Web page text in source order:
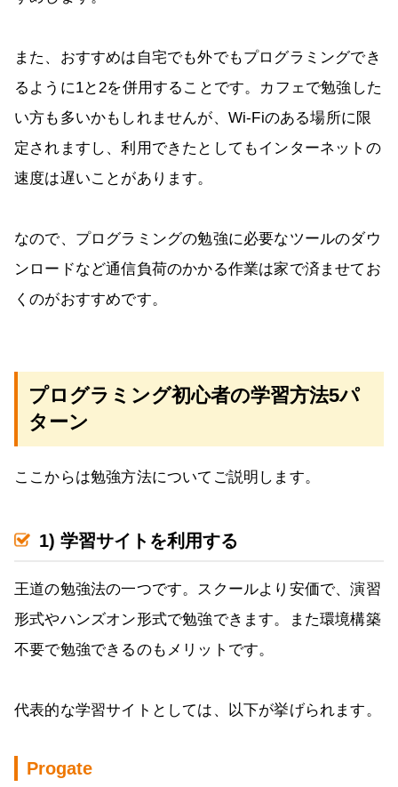
また、おすすめは自宅でも外でもプログラミングでき
るように1と2を併用することです。カフェで勉強した
い方も多いかもしれませんが、Wi-Fiのある場所に限
定されますし、利用できたとしてもインターネットの
速度は遅いことがあります。
なので、プログラミングの勉強に必要なツールのダウ
ンロードなど通信負荷のかかる作業は家で済ませてお
くのがおすすめです。
プログラミング初心者の学習方法5パ
ターン
ここからは勉強方法についてご説明します。
1) 学習サイトを利用する
王道の勉強法の一つです。スクールより安価で、演習
形式やハンズオン形式で勉強できます。また環境構築
不要で勉強できるのもメリットです。
代表的な学習サイトとしては、以下が挙げられます。
Progate